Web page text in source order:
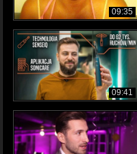
09:35
09:41